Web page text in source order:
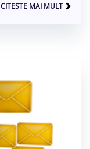
CITESTE MAI MULT